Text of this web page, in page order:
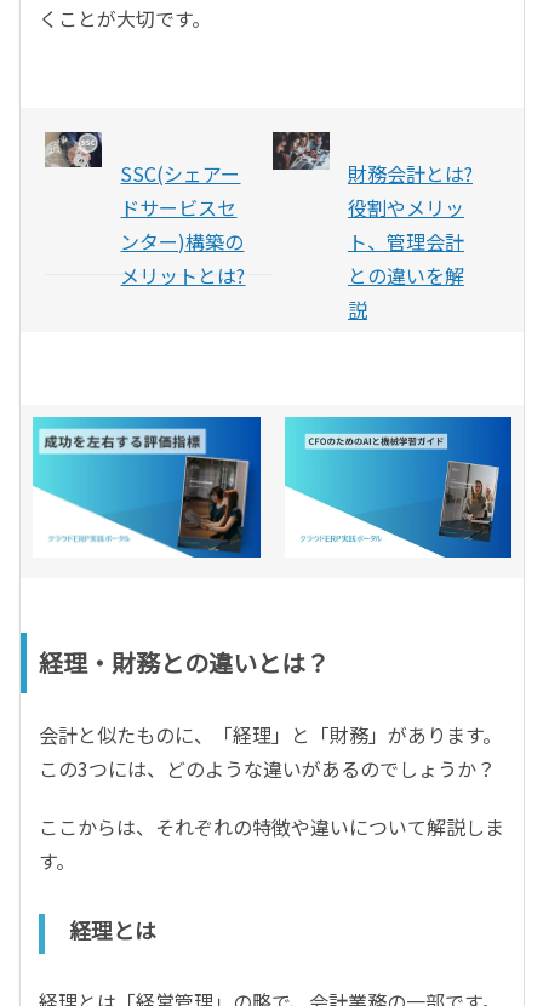
くことが大切です。
SSC(シェアー
ドサービスセ
ンター)構築の
メリットとは?
財務会計とは?
役割やメリッ
ト、管理会計
との違いを解
説
経理・財務との違いとは？
会計と似たものに、「経理」と「財務」があります。
この3つには、どのような違いがあるのでしょうか？
ここからは、それぞれの特徴や違いについて解説しま
す。
経理とは